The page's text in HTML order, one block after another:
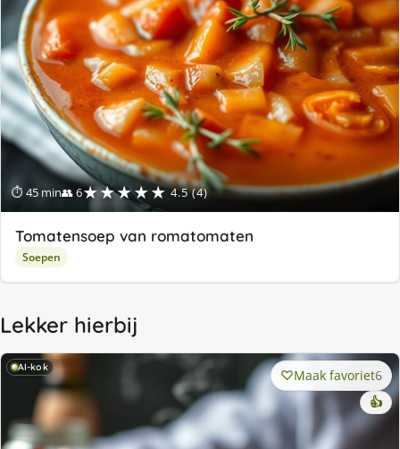
⏱ 45 min👥 6★★★★★ 4.5 (4)
Tomatensoep van romatomaten
Soepen
Lekker hierbij
AI-kok Maak favoriet6
👍